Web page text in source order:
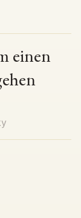
einen